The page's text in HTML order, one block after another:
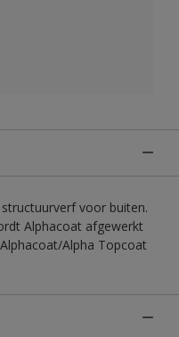
voor buiten.
Alphacoat afgewerkt
Alpha Topcoat